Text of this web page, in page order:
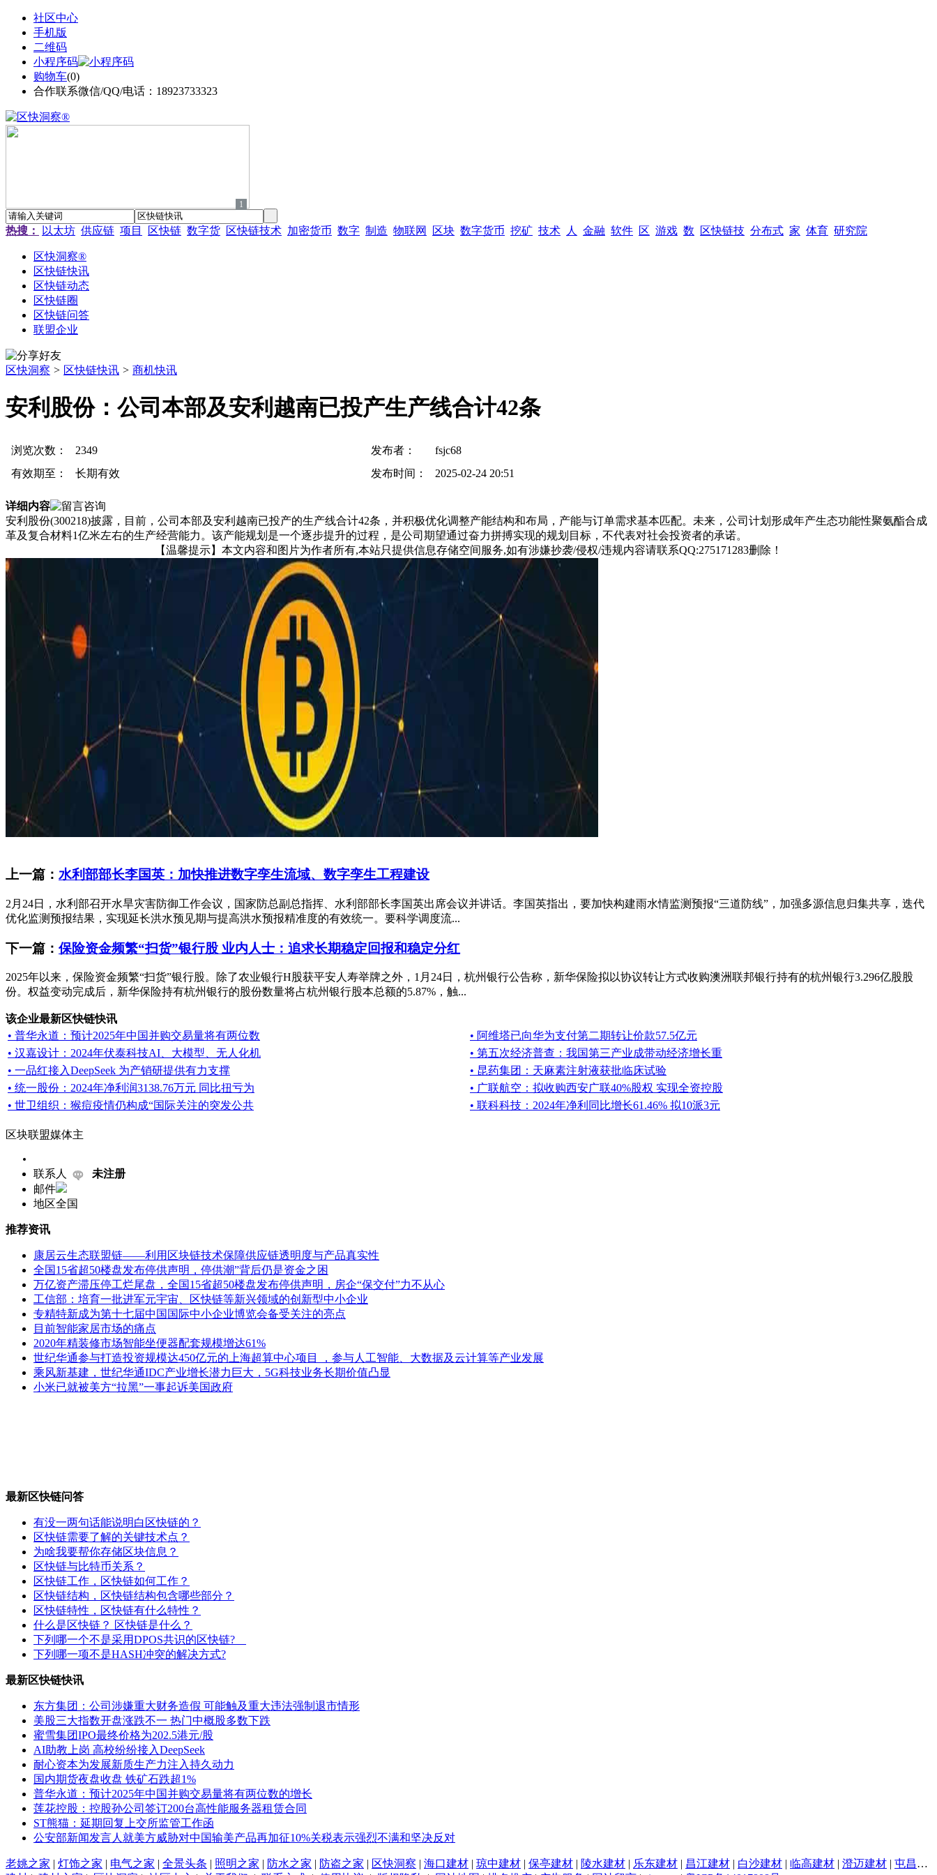
社区中心
手机版
二维码
小程序码
购物车(0)
合作联系微信/QQ/电话：18923733323
1
热搜： 以太坊 供应链 项目 区快链 数字货 区快链技术 加密货币 数字 制造 物联网 区块 数字货币 挖矿 技术 人 金融 软件 区 游戏 数 区快链技 分布式 家 体育 研究院
区快洞察®
区快链快讯
区快链动态
区快链圈
区快链问答
联盟企业
区快洞察 > 区快链快讯 > 商机快讯
安利股份：公司本部及安利越南已投产生产线合计42条
浏览次数： 2349 发布者：
fsjc68
有效期至：
长期有效 发布时间： 2025-02-24 20:51
详细内容
安利股份(300218)披露，目前，公司本部及安利越南已投产的生产线合计42条，并积极优化调整产能结构和布局，产能与订单需求基本匹配。未来，公司计划形成年产生态功能性聚氨酯合成
革及复合材料1亿米左右的生产经营能力。该产能规划是一个逐步提升的过程，是公司期望通过奋力拼搏实现的规划目标，不代表对社会投资者的承诺。
【温馨提示】本文内容和图片为作者所有,本站只提供信息存储空间服务,如有涉嫌抄袭/侵权/违规内容请联系QQ:275171283删除！
上一篇： 水利部部长李国英：加快推进数字孪生流域、数字孪生工程建设
2月24日，水利部召开水旱灾害防御工作会议，国家防总副总指挥、水利部部长李国英出席会议并讲话。李国英指出，要加快构建雨水情监测预报“三道防线”，加强多源信息归集共享，迭代
优化监测预报结果，实现延长洪水预见期与提高洪水预报精准度的有效统一。要科学调度流...
下一篇： 保险资金频繁“扫货”银行股 业内人士：追求长期稳定回报和稳定分红
2025年以来，保险资金频繁“扫货”银行股。除了农业银行H股获平安人寿举牌之外，1月24日，杭州银行公告称，新华保险拟以协议转让方式收购澳洲联邦银行持有的杭州银行3.296亿股股
份。权益变动完成后，新华保险持有杭州银行的股份数量将占杭州银行股本总额的5.87%，触...
该企业最新区快链快讯
• 普华永道：预计2025年中国并购交易量将有两位数
• 阿维塔已向华为支付第二期转让价款57.5亿元
• 汉嘉设计：2024年伏泰科技AI、大模型、无人化机
• 第五次经济普查：我国第三产业成带动经济增长重
• 一品红接入DeepSeek 为产销研提供有力支撑
• 昆药集团：天麻素注射液获批临床试验
• 统一股份：2024年净利润3138.76万元 同比扭亏为
• 广联航空：拟收购西安广联40%股权 实现全资控股
• 世卫组织：猴痘疫情仍构成“国际关注的突发公共
• 联科科技：2024年净利同比增长61.46% 拟10派3元
区块联盟媒体主
联系人
未注册
邮件
地区全国
推荐资讯
康居云生态联盟链——利用区块链技术保障供应链透明度与产品真实性
全国15省超50楼盘发布停供声明，停供潮”背后仍是资金之困
万亿资产滞压停工烂尾盘，全国15省超50楼盘发布停供声明，房企“保交付”力不从心
工信部：培育一批进军元宇宙、区快链等新兴领域的创新型中小企业
专精特新成为第十七届中国国际中小企业博览会备受关注的亮点
目前智能家居市场的痛点
2020年精装修市场智能坐便器配套规模增达61%
世纪华通参与打造投资规模达450亿元的上海超算中心项目 ，参与人工智能、大数据及云计算等产业发展
乘风新基建，世纪华通IDC产业增长潜力巨大，5G科技业务长期价值凸显
小米已就被美方“拉黑”一事起诉美国政府
最新区快链问答
有没一两句话能说明白区快链的？
区快链需要了解的关键技术点？
为啥我要帮你存储区块信息？
区快链与比特币关系？
区快链工作，区快链如何工作？
区快链结构，区快链结构包含哪些部分？
区快链特性，区快链有什么特性？
什么是区快链？ 区快链是什么？
下列哪一个不是采用DPOS共识的区快链?
下列哪一项不是HASH冲突的解决方式?
最新区快链快讯
东方集团：公司涉嫌重大财务造假 可能触及重大违法强制退市情形
美股三大指数开盘涨跌不一 热门中概股多数下跌
蜜雪集团IPO最终价格为202.5港元/股
AI助教上岗 高校纷纷接入DeepSeek
耐心资本为发展新质生产力注入持久动力
国内期货夜盘收盘 铁矿石跌超1%
普华永道：预计2025年中国并购交易量将有两位数的增长
莲花控股：控股孙公司签订200台高性能服务器租赁合同
ST熊猫：延期回复上交所监管工作函
公安部新闻发言人就美方威胁对中国输美产品再加征10%关税表示强烈不满和坚决反对
老姚之家 | 灯饰之家 | 电气之家 | 全景头条 | 照明之家 | 防水之家 | 防盗之家 | 区快洞察 | 海口建材 | 琼中建材 | 保亭建材 | 陵水建材 | 乐东建材 | 昌江建材 | 白沙建材 | 临高建材 | 澄迈建材 | 屯昌建材